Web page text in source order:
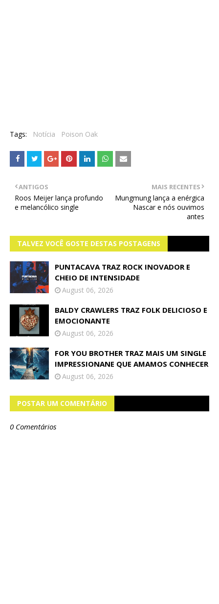
Tags: Notícia Poison Oak
MAIS RECENTES
Mungmung lança a enérgica
Nascar e nós ouvimos
antes
ANTIGOS
Roos Meijer lança profundo
e melancólico single
TALVEZ VOCÊ GOSTE DESTAS POSTAGENS
PUNTACAVA TRAZ ROCK INOVADOR E
CHEIO DE INTENSIDADE
August 06, 2026
BALDY CRAWLERS TRAZ FOLK DELICIOSO E
EMOCIONANTE
August 06, 2026
FOR YOU BROTHER TRAZ MAIS UM SINGLE
IMPRESSIONANE QUE AMAMOS CONHECER
August 06, 2026
POSTAR UM COMENTÁRIO
0 Comentários